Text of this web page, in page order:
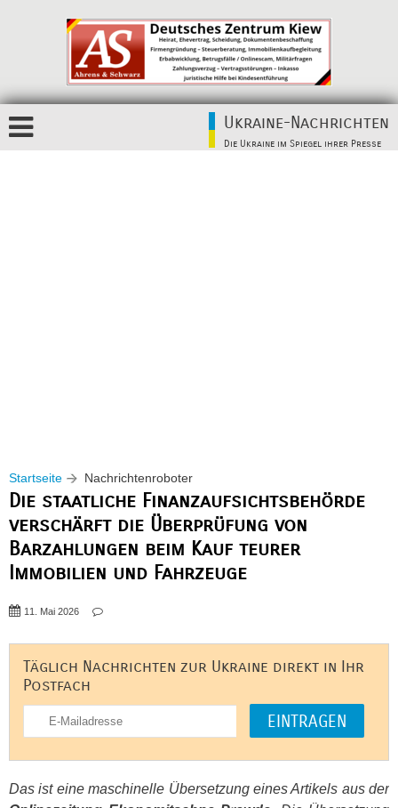
Ukraine-Nachrichten
Die Ukraine im Spiegel ihrer Presse
Startseite Nachrichtenroboter
Die staatliche Finanzaufsichtsbehörde
verschärft die Überprüfung von
Barzahlungen beim Kauf teurer
Immobilien und Fahrzeuge
11. Mai 2026
Täglich Nachrichten zur Ukraine direkt in Ihr
Postfach
Das ist eine maschinelle Übersetzung eines Artikels aus der